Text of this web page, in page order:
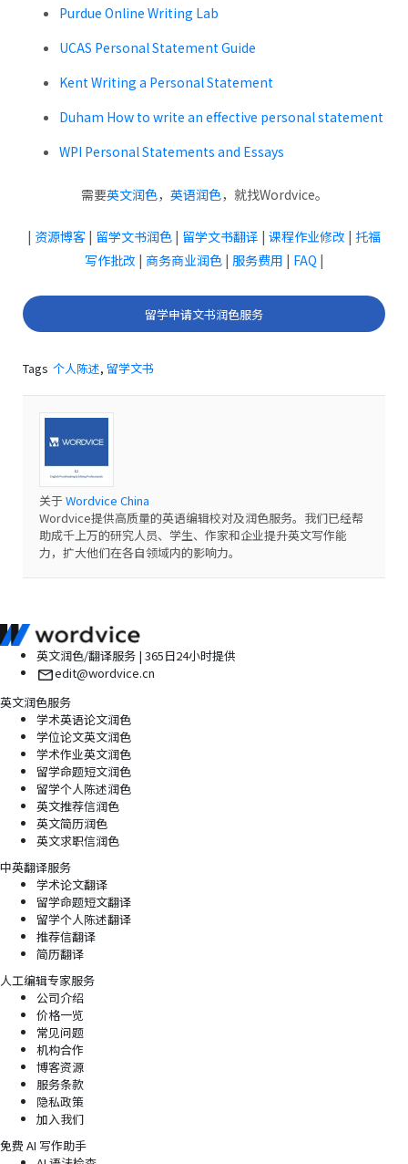
Purdue Online Writing Lab
UCAS Personal Statement Guide
Kent Writing a Personal Statement
Duham How to write an effective personal statement
WPI Personal Statements and Essays
需要英文润色， 英语润色，就找Wordvice。
| 资源博客 | 留学文书润色 | 留学文书翻译 | 课程作业修改 | 托福
写作批改 | 商务商业润色| 服务费用 | FAQ |
留学申请文书润色服务
Tags 个人陈述, 留学文书
关于Wordvice China
Wordvice提供高质量的英语编辑校对及润色服务。我们已经帮
助成千上万的研究人员、学生、作家和企业提升英文写作能
力，扩大他们在各自领域内的影响力。
英文润色/翻译服务 | 365日24小时提供
edit@wordvice.cn
英文润色服务
学术英语论文润色
学位论文英文润色
学术作业英文润色
留学命题短文润色
留学个人陈述润色
英文推荐信润色
英文简历润色
英文求职信润色
中英翻译服务
学术论文翻译
留学命题短文翻译
留学个人陈述翻译
推荐信翻译
简历翻译
人工编辑专家服务
公司介绍
价格一览
常见问题
机构合作
博客资源
服务条款
隐私政策
加入我们
免费 AI 写作助手